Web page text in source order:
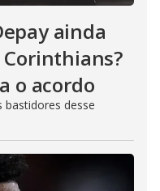
ainda
o acordo
bastidores desse